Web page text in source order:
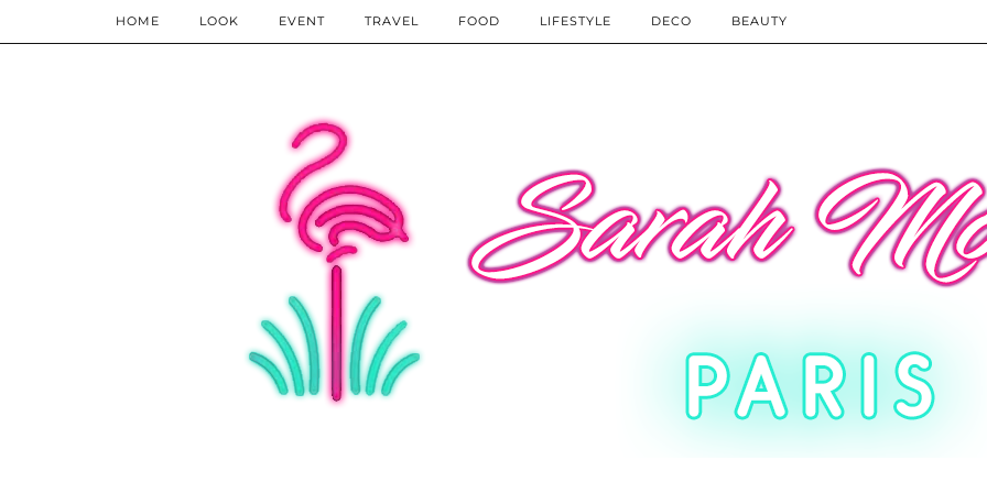
HOME LOOK EVENT TRAVEL FOOD LIFESTYLE DECO BEAUTY